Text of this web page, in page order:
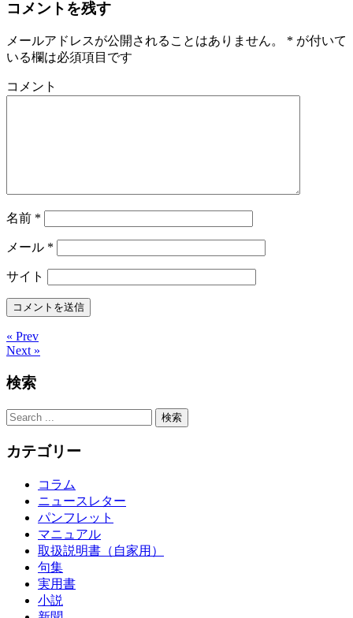
コメントを残す
メールアドレスが公開されることはありません。 * が付いて
いる欄は必須項目です
コメント
名前 *
メール *
サイト
« Prev
Next »
検索
カテゴリー
コラム
ニュースレター
パンフレット
マニュアル
取扱説明書（自家用）
句集
実用書
小説